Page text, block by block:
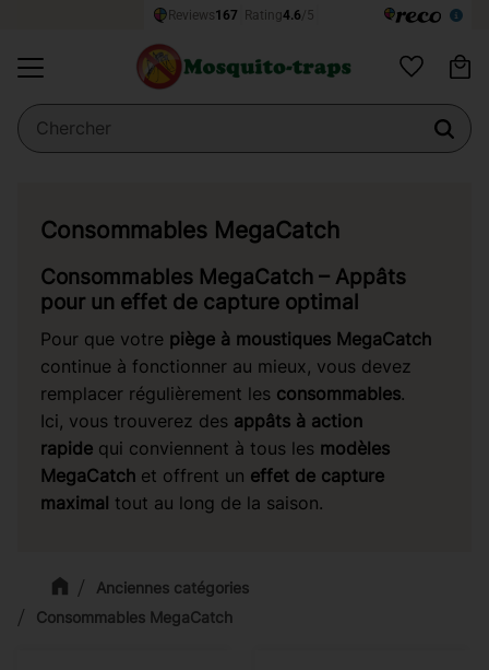
Favoris
Anciennes catégories
Consommables MegaCatch
Consommables MegaCatch
Consommables MegaCatch – Appâts
pour un effet de capture optimal
Pour que votre piège à moustiques MegaCatch
continue à fonctionner au mieux, vous devez
remplacer régulièrement les consommables.
Ici, vous trouverez des appâts à action
rapidequi conviennent à tous les modèles
MegaCatchet offrent un effet de capture
maximal tout au long de la saison.